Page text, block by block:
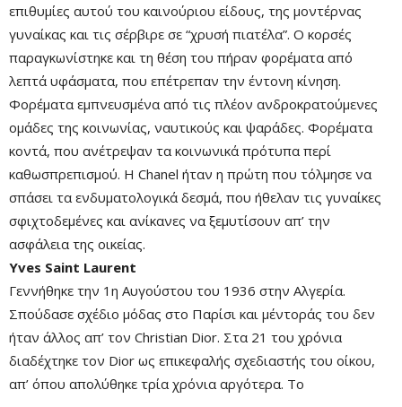
επιθυμίες αυτού του καινούριου είδους, της μοντέρνας
γυναίκας και τις σέρβιρε σε “χρυσή πιατέλα”. Ο κορσές
παραγκωνίστηκε και τη θέση του πήραν φορέματα από
λεπτά υφάσματα, που επέτρεπαν την έντονη κίνηση.
Φορέματα εμπνευσμένα από τις πλέον ανδροκρατούμενες
ομάδες της κοινωνίας, ναυτικούς και ψαράδες. Φορέματα
κοντά, που ανέτρεψαν τα κοινωνικά πρότυπα περί
καθωσπρεπισμού. Η Chanel ήταν η πρώτη που τόλμησε να
σπάσει τα ενδυματολογικά δεσμά, που ήθελαν τις γυναίκες
σφιχτοδεμένες και ανίκανες να ξεμυτίσουν απ’ την
ασφάλεια της οικείας.
Mute
Yves Saint Laurent
Γεννήθηκε την 1η Αυγούστου του 1936 στην Αλγερία.
Σπούδασε σχέδιο μόδας στο Παρίσι και μέντοράς του δεν
ήταν άλλος απ’ τον Christian Dior. Στα 21 του χρόνια
διαδέχτηκε τον Dior ως επικεφαλής σχεδιαστής του οίκου,
απ’ όπου απολύθηκε τρία χρόνια αργότερα. Το